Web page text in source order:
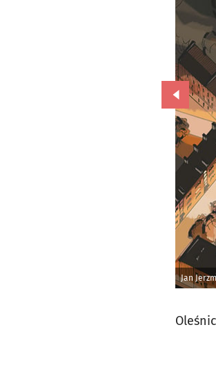
Jan
Przejdź